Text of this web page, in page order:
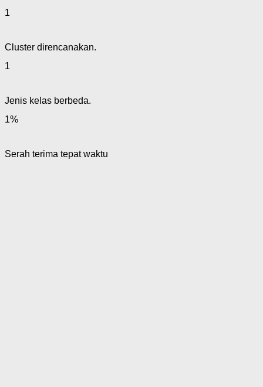
1
Cluster direncanakan.
1
Jenis kelas berbeda.
1%
Serah terima tepat waktu